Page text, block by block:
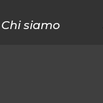
Chi siamo